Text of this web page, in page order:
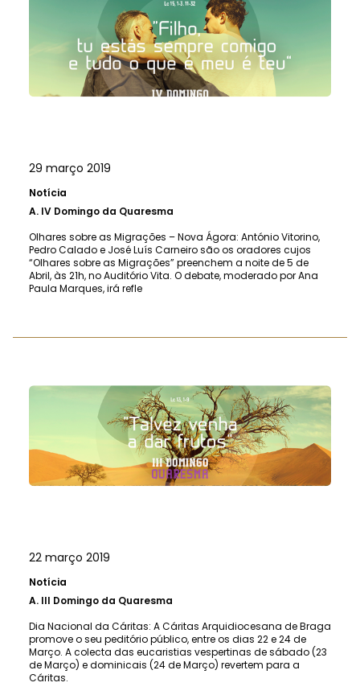
29 março 2019
Notícia
A. IV Domingo da Quaresma
Olhares sobre as Migrações – Nova Ágora: António Vitorino,
Pedro Calado e José Luís Carneiro são os oradores cujos
“Olhares sobre as Migrações” preenchem a noite de 5 de
Abril, às 21h, no Auditório Vita. O debate, moderado por Ana
Paula Marques, irá refle
22 março 2019
Notícia
A. III Domingo da Quaresma
Dia Nacional da Cáritas: A Cáritas Arquidiocesana de Braga
promove o seu peditório público, entre os dias 22 e 24 de
Março. A colecta das eucaristias vespertinas de sábado (23
de Março) e dominicais (24 de Março) revertem para a
Cáritas.